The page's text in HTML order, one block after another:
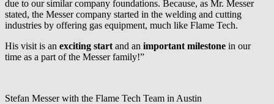
due to our similar company foundations. Because, as Mr. Messer
stated, the Messer company started in the welding and cutting
industries by offering gas equipment, much like Flame Tech.
His visit is an exciting start and an important milestone in our
time as a part of the Messer family!”
Stefan Messer with the Flame Tech Team in Austin